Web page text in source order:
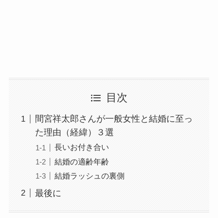
目次
間宮祥太郎さんが一般女性と結婚に至っ
た理由（経緯）３選
長いお付き合い
結婚の適齢年齢
結婚ラッシュの裏側
最後に